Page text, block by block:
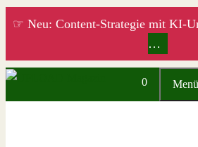
Zum
☞ Neu: Content-Strategie mit KI-
…
0 Menü